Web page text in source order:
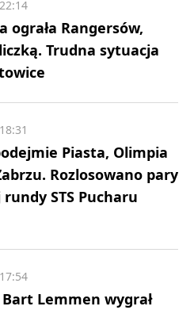
ograła Rangersów,
Trudna sytuacja
Piasta, Olimpia
Rozlosowano pary
STS Pucharu
Bart Lemmen wygrał